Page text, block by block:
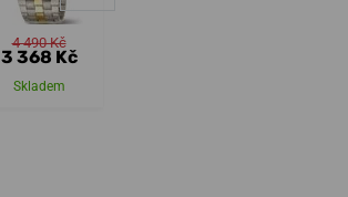
4 490 Kč
3 368 Kč
Skladem